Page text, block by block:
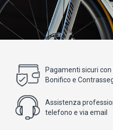
Pagamenti sicuri con
Bonifico e
Assistenza
telefono e via email